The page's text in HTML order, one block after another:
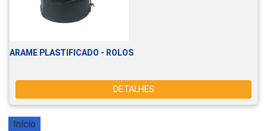
ARAME PLASTIFICADO - ROLOS
DETALHES
Início